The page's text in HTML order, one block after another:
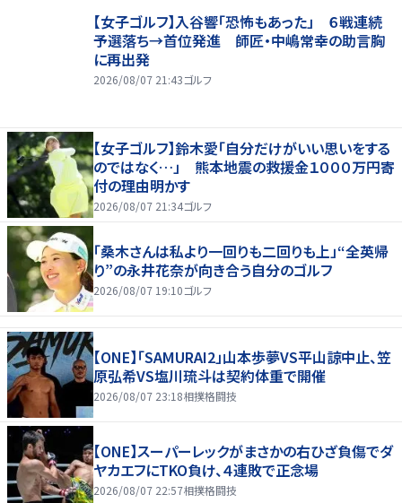
【女子ゴルフ】入谷響「恐怖もあった」 ６戦連続
予選落ち→首位発進 師匠・中嶋常幸の助言胸
に再出発
2026/08/07 21:43ゴルフ
【女子ゴルフ】鈴木愛「自分だけがいい思いをする
のではなく…」 熊本地震の救援金１０００万円寄
付の理由明かす
2026/08/07 21:34ゴルフ
「桑木さんは私より一回りも二回りも上」“全英帰
り”の永井花奈が向き合う自分のゴルフ
2026/08/07 19:10ゴルフ
【ONE】「SAMURAI2」山本歩夢VS平山諒中止、笠
原弘希VS塩川琉斗は契約体重で開催
2026/08/07 23:18相撲格闘技
【ONE】スーパーレックがまさかの右ひざ負傷でダ
ヤカエフにTKO負け、４連敗で正念場
2026/08/07 22:57相撲格闘技